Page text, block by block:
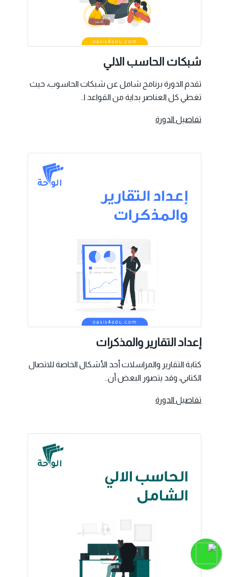
شبكات الحاسب الالي
تقدم الدورة برنامج شامل عن شبكات الحاسوب، حيث
تغطي كل العناصر بداية من القواعد ا..
تفاصيل الدورة
إعداد التقارير والمذكرات
كتابة التقارير والمراسلات أحد الأشكال الخاصة للاتصال
الكتابي، وقد يتصور البعض أن..
تفاصيل الدورة